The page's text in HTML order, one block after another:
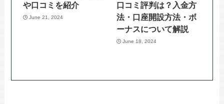
や口コミを紹介
June 21, 2024
口コミ評判は？入金方
法・口座開設方法・ボ
ーナスについて解説
June 18, 2024